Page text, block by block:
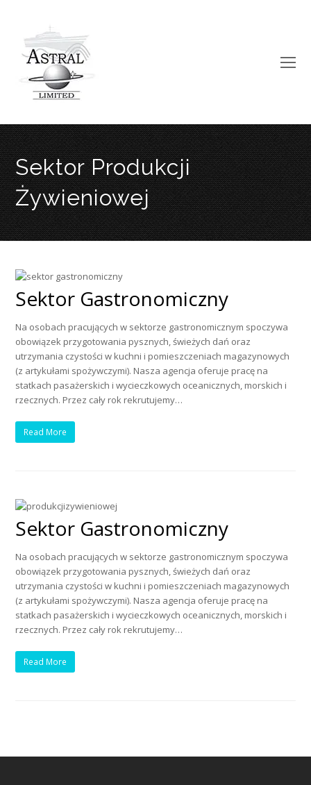
Sektor Produkcji
Żywieniowej
Sektor Gastronomiczny
Na osobach pracujących w sektorze gastronomicznym spoczywa
obowiązek przygotowania pysznych, świeżych dań oraz
utrzymania czystości w kuchni i pomieszczeniach magazynowych
(z artykułami spożywczymi). Nasza agencja oferuje pracę na
statkach pasażerskich i wycieczkowych oceanicznych, morskich i
rzecznych. Przez cały rok rekrutujemy…
Read More
Sektor Gastronomiczny
Na osobach pracujących w sektorze gastronomicznym spoczywa
obowiązek przygotowania pysznych, świeżych dań oraz
utrzymania czystości w kuchni i pomieszczeniach magazynowych
(z artykułami spożywczymi). Nasza agencja oferuje pracę na
statkach pasażerskich i wycieczkowych oceanicznych, morskich i
rzecznych. Przez cały rok rekrutujemy…
Read More